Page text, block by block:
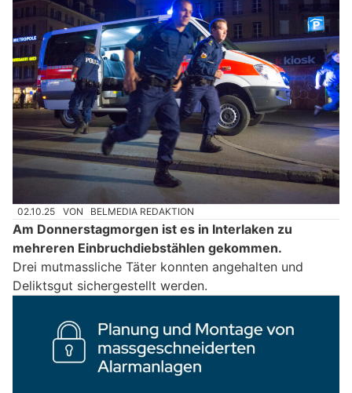
02.10.25 VON BELMEDIA REDAKTION
Am Donnerstagmorgen ist es in Interlaken zu
mehreren Einbruchdiebstählen gekommen.
Drei mutmassliche Täter konnten angehalten und
Deliktsgut sichergestellt werden.